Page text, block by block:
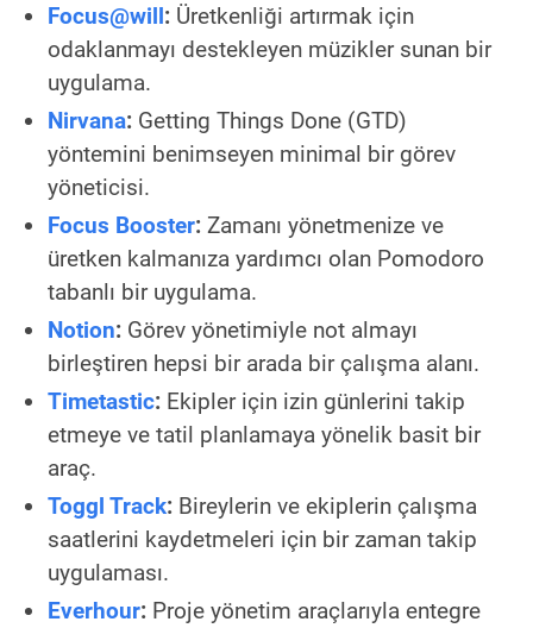
Focus@will: Üretkenliği artırmak için
odaklanmayı destekleyen müzikler sunan bir
uygulama.
Nirvana: Getting Things Done (GTD)
yöntemini benimseyen minimal bir görev
yöneticisi.
Focus Booster: Zamanı yönetmenize ve
üretken kalmanıza yardımcı olan Pomodoro
tabanlı bir uygulama.
Notion: Görev yönetimiyle not almayı
birleştiren hepsi bir arada bir çalışma alanı.
Timetastic: Ekipler için izin günlerini takip
etmeye ve tatil planlamaya yönelik basit bir
araç.
Toggl Track: Bireylerin ve ekiplerin çalışma
saatlerini kaydetmeleri için bir zaman takip
uygulaması.
Everhour: Proje yönetim araçlarıyla entegre